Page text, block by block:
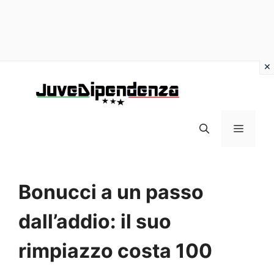
MENU
Bonucci a un passo
dall’addio: il suo
rimpiazzo costa 100